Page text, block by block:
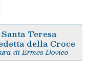
Santa Teresa
della Croce
di Ermes Dovico